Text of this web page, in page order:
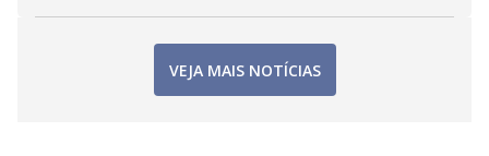
VEJA MAIS NOTÍCIAS